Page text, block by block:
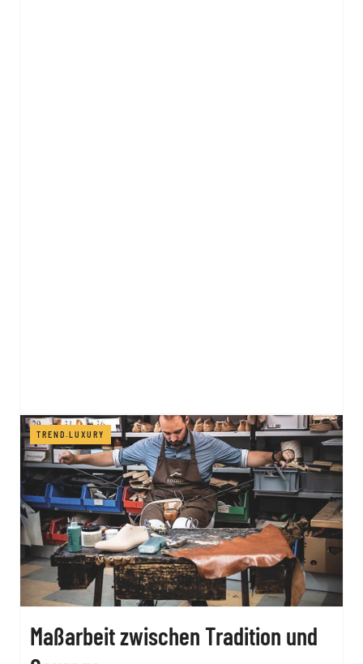
TREND.LUXURY
Maßarbeit zwischen Tradition und